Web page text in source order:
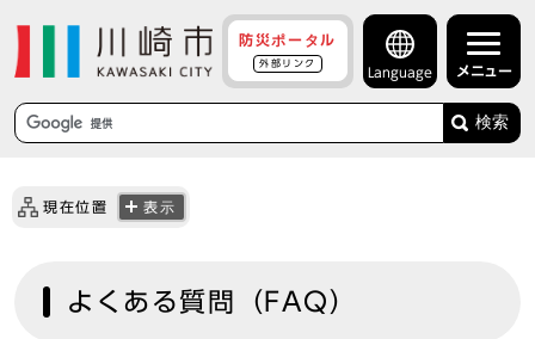
防災ポータル
外部リンク
Language メニュー
検索
現在位置 表示
よくある質問（FAQ）